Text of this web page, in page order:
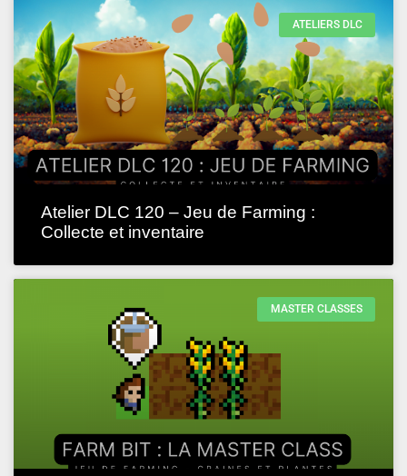
ATELIERS DLC
Atelier DLC 120 – Jeu de Farming :
Collecte et inventaire
MASTER CLASSES